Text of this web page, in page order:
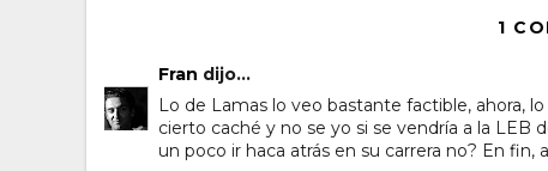
1
Fran dijo...
Lo de Lamas lo veo bastante factible, ahora,
cierto caché y no se yo si se vendría a la LEB
un poco ir haca atrás en su carrera no? En fin,